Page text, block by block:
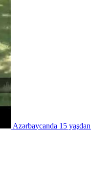
Azərbaycanda 15